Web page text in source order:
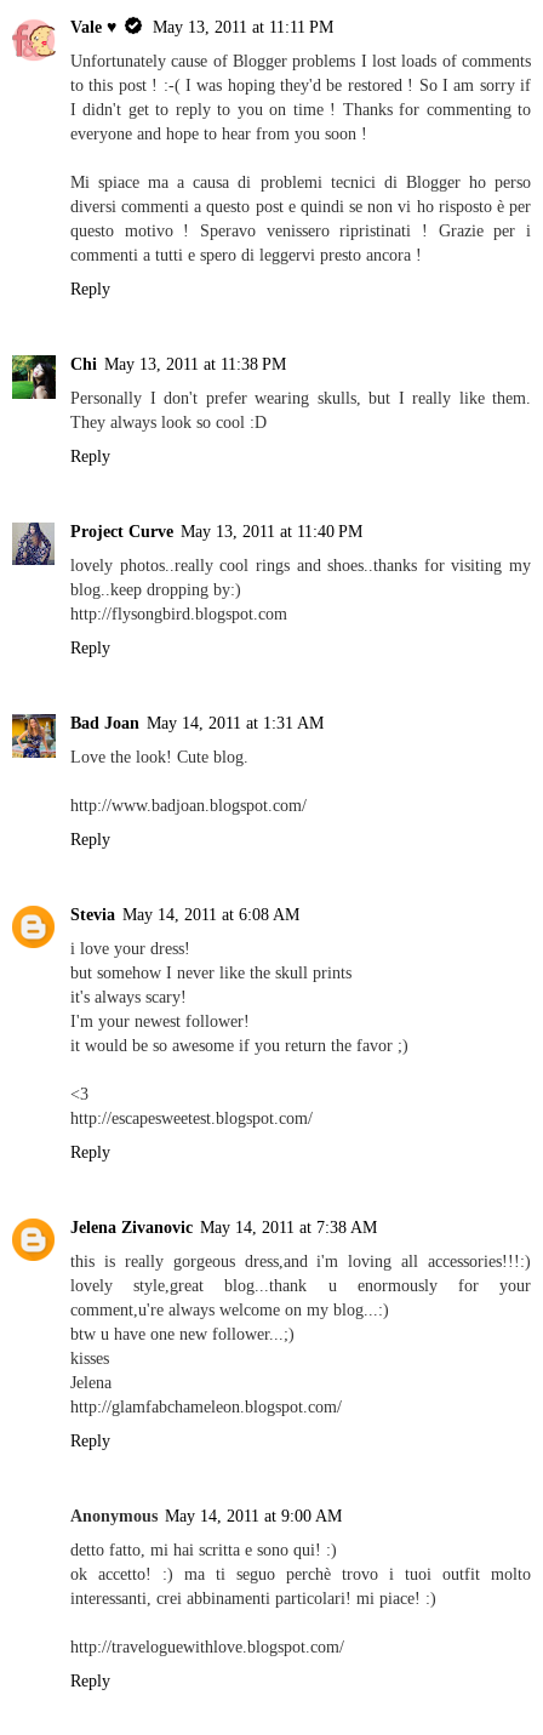
Vale ♥
May 13, 2011 at 11:11 PM
Unfortunately cause of Blogger problems I lost loads of comments
to this post ! :-( I was hoping they'd be restored ! So I am sorry if
I didn't get to reply to you on time ! Thanks for commenting to
everyone and hope to hear from you soon !
Mi spiace ma a causa di problemi tecnici di Blogger ho perso
diversi commenti a questo post e quindi se non vi ho risposto è per
questo motivo ! Speravo venissero ripristinati ! Grazie per i
commenti a tutti e spero di leggervi presto ancora !
Reply
Chi May 13, 2011 at 11:38 PM
Personally I don't prefer wearing skulls, but I really like them.
They always look so cool :D
Reply
Project Curve May 13, 2011 at 11:40 PM
lovely photos..really cool rings and shoes..thanks for visiting my
blog..keep dropping by:)
http://flysongbird.blogspot.com
Reply
Bad Joan May 14, 2011 at 1:31 AM
Love the look! Cute blog.
http://www.badjoan.blogspot.com/
Reply
Stevia May 14, 2011 at 6:08 AM
i love your dress!
but somehow I never like the skull prints
it's always scary!
I'm your newest follower!
it would be so awesome if you return the favor ;)
<3
http://escapesweetest.blogspot.com/
Reply
Jelena Zivanovic May 14, 2011 at 7:38 AM
this is really gorgeous dress,and i'm loving all accessories!!!:)
lovely style,great blog...thank u enormously for your
comment,u're always welcome on my blog...:)
btw u have one new follower...;)
kisses
Jelena
http://glamfabchameleon.blogspot.com/
Reply
Anonymous May 14, 2011 at 9:00 AM
detto fatto, mi hai scritta e sono qui! :)
ok accetto! :) ma ti seguo perchè trovo i tuoi outfit molto
interessanti, crei abbinamenti particolari! mi piace! :)
http://traveloguewithlove.blogspot.com/
Reply